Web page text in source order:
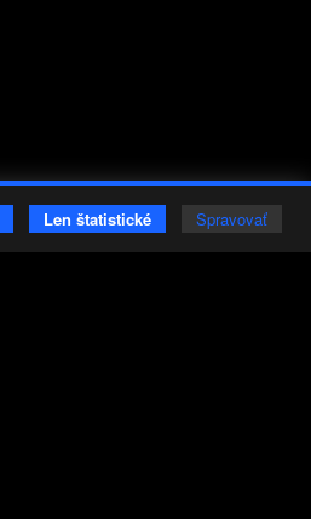
Len štatistické Spravovať